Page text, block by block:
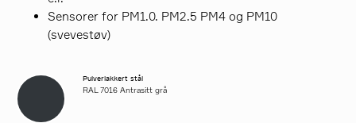
Sensorer for PM1.0. PM2.5 PM4 og PM10
(svevestøv)
Pulverlakkert stål
RAL 7016 Antrasitt grå